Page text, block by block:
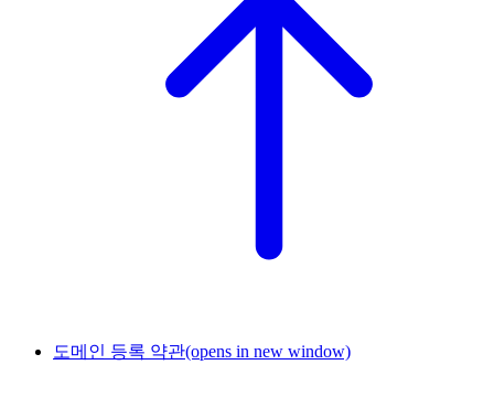
도메인 등록 약관(opens in new window)